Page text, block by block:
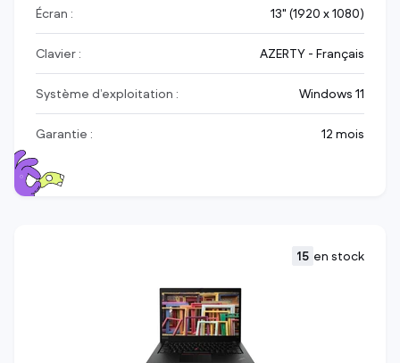
Écran : 13" (1920 x 1080)
Clavier : AZERTY - Français
Système d’exploitation : Windows 11
Garantie : 12 mois
15 en stock